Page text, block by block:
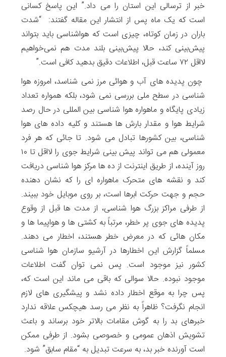
خبر از ترسالی این استان را می داد.” این پاسخ کسانی
است که یک ماه پس از انتشار این مقاله گفتند: “شدت
باران در زمان کوتاه، چیزی است که هواشناسی باید بتواند
پیش‌بینی کند، حالا پیش‌بینی بلند مدت هم نمی‌خواهیم
لااقل ۷۲ ساعت قبل، اطلاعات دقیق بدهید کافی است.”
چون پدیده های آب و هوائی مرز نمی شناسد، امروزه هوا
شناسی در سطح ملی بررسی نمی شود، بلکه همواره تعداد
زیادی پایگاه و ماهواره هوا شناسی بین المللی در حال رصد
شرایط هوا و مقدار بارش ها هستند و کلیه داده های هوا
شناسی، بین کشورها تبادل می شود. تا جائی که هر فرد
معمولی هم می تواند پیش بینی شرایط جوی را لااقل تا ۱۰
روز آینده، از طریق اینترنت از ده ها مرکز هوا شناسی دریافت
کند و نقشه های متحرک ماهواره ای را که نشان دهنده
حجم و جهت حرکت ابرها است، بر روی موبایل خود ببیند.
از طرفی مراکز بزرگ هوا شناسی، از مدت ها قبل از وقوع
پدیده های جوی پر خطر، مرتباً به کشتی ها و هواپیما ها و
مکان هائی که در معرض خطر هستند، اخطار می دهند.
مسلماً گزارش این اخطارها در آرشیو سازمان هوا شناسی
کشور نیز موجود است. پس نمی توان گفت اطلاعات
موجود نبوده. حالا سوالی که باقی می ماند این است که،
پس چرا به موقع اخطار داده نشد و پیشگیری های لازم
انجام نگرفت؟ ظاهراً به نظر می رسد هیچکس علاقه ندارد
خبرهای بد را به گوش مقامات بالاتر خود برساند و باعث
تشویش اذهان عمومی و خصوصی بشود. از طرفی ممکن
است آورنده خبر بد، به سرعت تبدیل به “مقام سابق” شود.